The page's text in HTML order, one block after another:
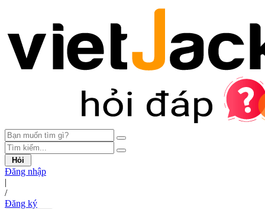
Hỏi
Đăng nhập
|
/
Đăng ký